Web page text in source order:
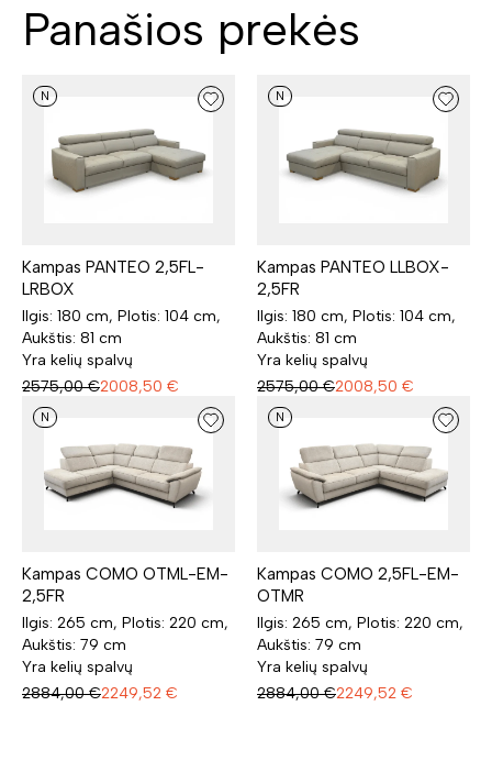
Panašios prekės
N
Kampas PANTEO 2,5FL-
LRBOX
Ilgis: 180 cm, Plotis: 104 cm,
Aukštis: 81 cm
Yra kelių spalvų
2575,00 €2008,50 €
N
Kampas PANTEO LLBOX-
2,5FR
Ilgis: 180 cm, Plotis: 104 cm,
Aukštis: 81 cm
Yra kelių spalvų
2575,00 €2008,50 €
N
Kampas COMO OTML-EM-
2,5FR
Ilgis: 265 cm, Plotis: 220 cm,
Aukštis: 79 cm
Yra kelių spalvų
2884,00 €2249,52 €
N
Kampas COMO 2,5FL-EM-
OTMR
Ilgis: 265 cm, Plotis: 220 cm,
Aukštis: 79 cm
Yra kelių spalvų
2884,00 €2249,52 €